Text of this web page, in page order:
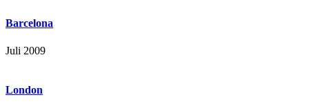
Barcelona
Juli 2009
London